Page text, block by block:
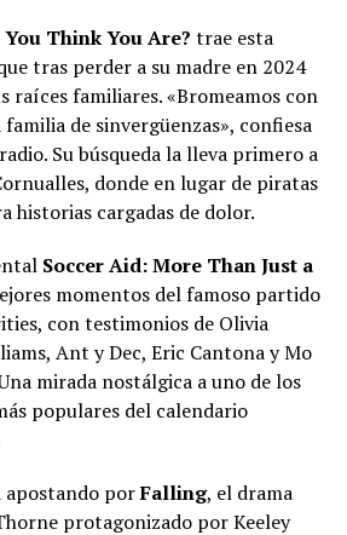
Think You Are? trae esta
tras perder a su madre en 2024
raíces familiares. «Bromeamos con
de sinvergüenzas», confiesa
Su búsqueda la lleva primero a
donde en lugar de piratas
historias cargadas de dolor.
Soccer Aid: More Than Just a
momentos del famoso partido
con testimonios de Olivia
Ant y Dec, Eric Cantona y Mo
mirada nostálgica a uno de los
populares del calendario
apostando porFalling, el drama
protagonizado por Keeley